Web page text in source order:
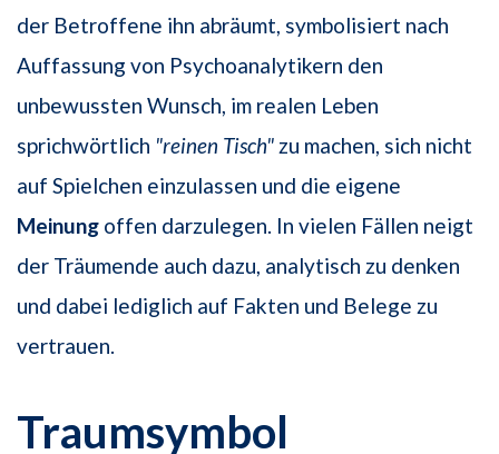
der Betroffene ihn abräumt, symbolisiert nach
Auffassung von Psychoanalytikern den
unbewussten Wunsch, im realen Leben
sprichwörtlich "reinen Tisch" zu machen, sich nicht
auf Spielchen einzulassen und die eigene
Meinung offen darzulegen. In vielen Fällen neigt
der Träumende auch dazu, analytisch zu denken
und dabei lediglich auf Fakten und Belege zu
vertrauen.
Traumsymbol